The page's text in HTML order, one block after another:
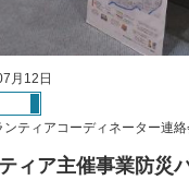
月12日
ティアコーディネーター連
ィア主催事業防災